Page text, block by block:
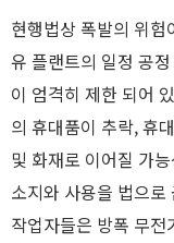
현행법상 폭발의 위험
유 플랜트의 일정 공
이 엄격히 제한 되어
의 휴대품이 추락, 휴
및 화재로 이어질 가
소지와 사용을 법으
작업자들은 방폭 무